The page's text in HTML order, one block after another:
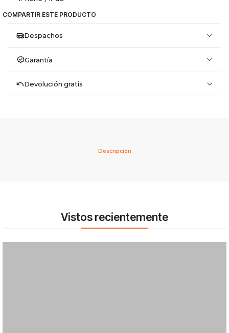
COMPARTIR ESTE PRODUCTO
Despachos
Garantía
Devolución gratis
Descripción
Vistos recientemente